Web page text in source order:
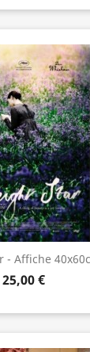
- Affiche
25,00 €